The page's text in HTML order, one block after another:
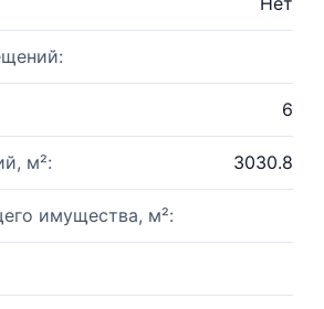
6
м²: 3030.8
имущества, м²: